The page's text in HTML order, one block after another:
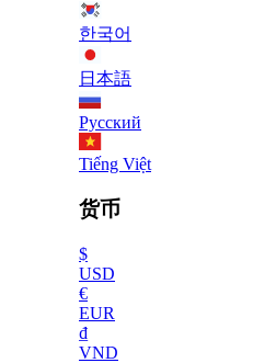
한국어
日本語
Русский
Tiếng Việt
货币
$
USD
€
EUR
₫
VND